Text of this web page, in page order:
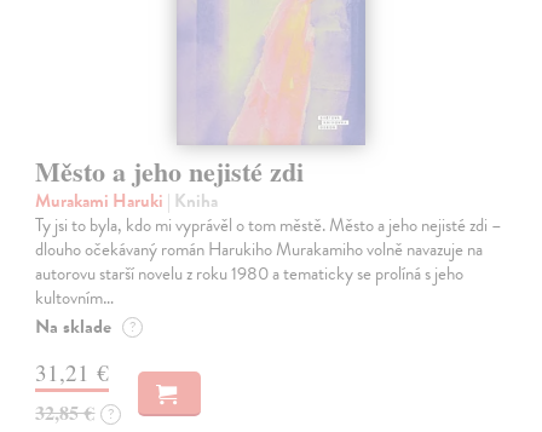
Město a jeho nejisté zdi
Murakami Haruki | Kniha
Ty jsi to byla, kdo mi vyprávěl o tom městě. Město a jeho nejisté zdi –
dlouho očekávaný román Harukiho Murakamiho volně navazuje na
autorovu starší novelu z roku 1980 a tematicky se prolíná s jeho
kultovním…
Na sklade ?
31,21 €
32,85 € ?